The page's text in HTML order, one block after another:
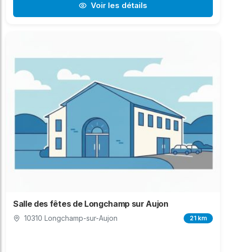
Voir les détails
Salle des fêtes de Longchamp sur Aujon
10310 Longchamp-sur-Aujon 21 km